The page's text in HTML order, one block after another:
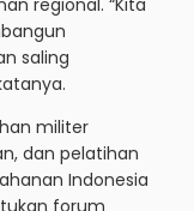
regional. “Kita
saling
militer
dan pelatihan
Indonesia